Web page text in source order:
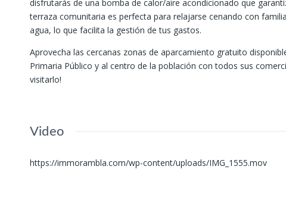
disfrutarás de una bomba de calor/aire acondicionado que
terraza comunitaria es perfecta para relajarse cenando con
agua, lo que facilita la gestión de tus gastos.
Aprovecha las cercanas zonas de aparcamiento gratuito
Primaria Público y al centro de la población con todos sus
visitarlo!
Video
https://immorambla.com/wp-content/uploads/IMG_1555.mov